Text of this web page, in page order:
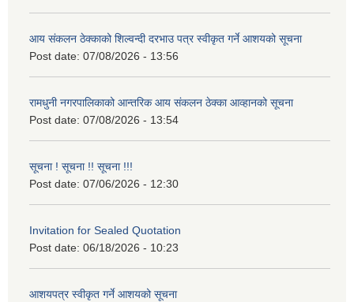
आय संकलन ठेक्काको शिल्वन्दी दरभाउ पत्र स्वीकृत गर्ने आशयको सूचना
Post date: 07/08/2026 - 13:56
रामधुनी नगरपालिकाको आन्तरिक आय संकलन ठेक्का आव्हानको सूचना
Post date: 07/08/2026 - 13:54
सूचना ! सूचना !! सूचना !!!
Post date: 07/06/2026 - 12:30
Invitation for Sealed Quotation
Post date: 06/18/2026 - 10:23
आशयपत्र स्वीकृत गर्ने आशयको सूचना